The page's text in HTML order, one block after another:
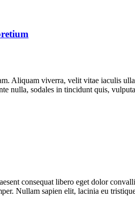
Aliquam viverra, velit vitae iaculis
nulla, sodales in tincidunt quis,
consequat libero eget dolor
Nullam sapien elit, lacinia eu